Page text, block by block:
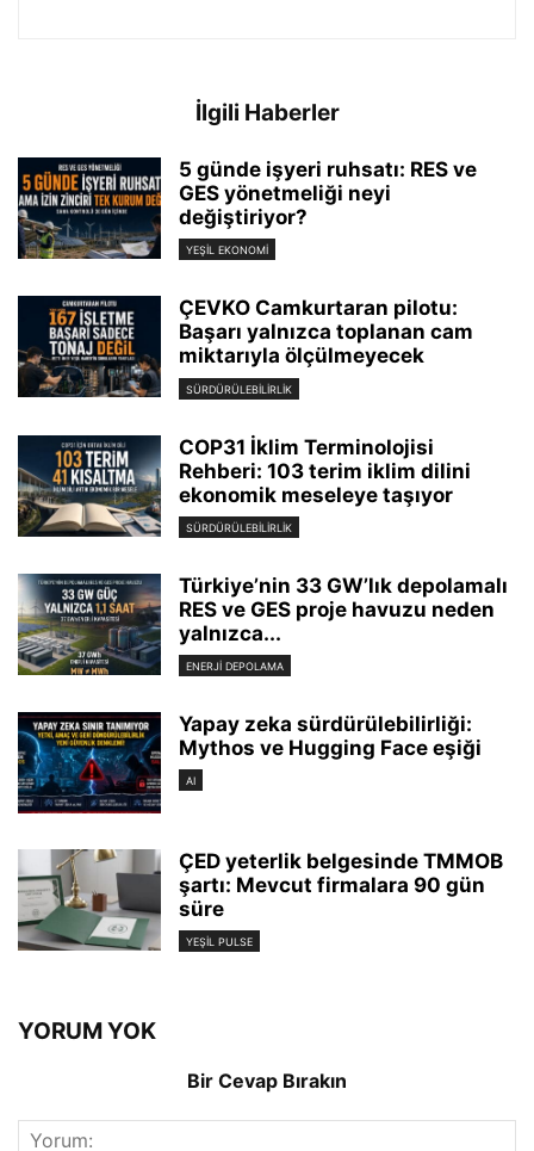
İlgili Haberler
5 günde işyeri ruhsatı: RES ve
GES yönetmeliği neyi
değiştiriyor?
YEŞIL EKONOMI
ÇEVKO Camkurtaran pilotu:
Başarı yalnızca toplanan cam
miktarıyla ölçülmeyecek
SÜRDÜRÜLEBILIRLIK
COP31 İklim Terminolojisi
Rehberi: 103 terim iklim dilini
ekonomik meseleye taşıyor
SÜRDÜRÜLEBILIRLIK
Türkiye’nin 33 GW’lık depolamalı
RES ve GES proje havuzu neden
yalnızca...
ENERJI DEPOLAMA
Yapay zeka sürdürülebilirliği:
Mythos ve Hugging Face eşiği
AI
ÇED yeterlik belgesinde TMMOB
şartı: Mevcut firmalara 90 gün
süre
YEŞIL PULSE
YORUM YOK
Bir Cevap Bırakın